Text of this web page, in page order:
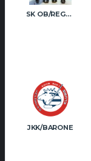
SK OB/REGŽA (JUN)
JKK/BARONE